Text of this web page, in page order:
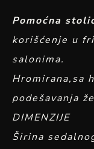
Pomoćna
korišćenje u
salonima.
Hromirana,sa
podešavanja
DIMENZIJE
Širina